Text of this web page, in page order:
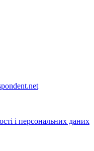
і персональних даних